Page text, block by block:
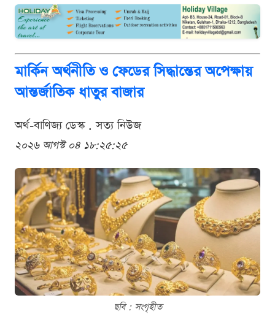
মার্কিন অর্থনীতি ও ফেডের সিদ্ধান্তের অপেক্ষায়
আন্তর্জাতিক ধাতুর বাজার
অর্থ-বাণিজ্য ডেস্ক . সত্য নিউজ
২০২৬ আগস্ট ০৪ ১৮:২৫:২৫
ছবি : সংগৃহীত